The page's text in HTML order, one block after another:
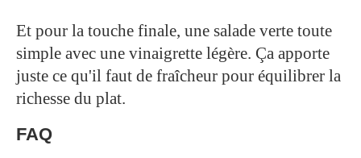
Et pour la touche finale, une salade verte toute
simple avec une vinaigrette légère. Ça apporte
juste ce qu'il faut de fraîcheur pour équilibrer la
richesse du plat.
FAQ